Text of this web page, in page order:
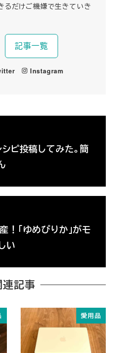
るだけご機嫌で生きていき
記事一覧
Instagram
シピ投稿してみた。簡
！「ゆめぴりか」がモ
い
連記事
愛用品